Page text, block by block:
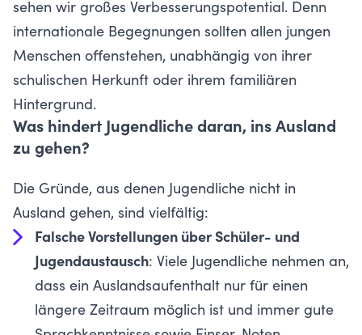
sehen wir großes Verbesserungspotential. Denn
internationale Begegnungen sollten allen jungen
Menschen offenstehen, unabhängig von ihrer
schulischen Herkunft oder ihrem familiären
Hintergrund.
Was hindert Jugendliche daran, ins Ausland
zu gehen?
Die Gründe, aus denen Jugendliche nicht in
Ausland gehen, sind vielfältig:
Falsche Vorstellungen über Schüler- und
Jugendaustausch: Viele Jugendliche nehmen an,
dass ein Auslandsaufenthalt nur für einen
längere Zeitraum möglich ist und immer gute